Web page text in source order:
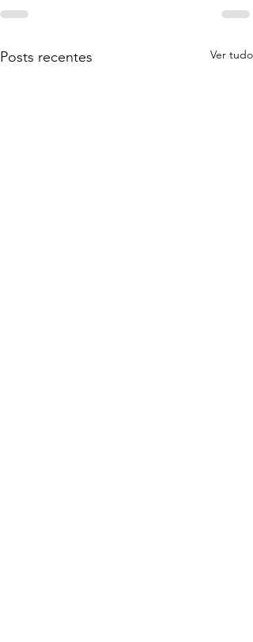
Posts recentes Ver tudo